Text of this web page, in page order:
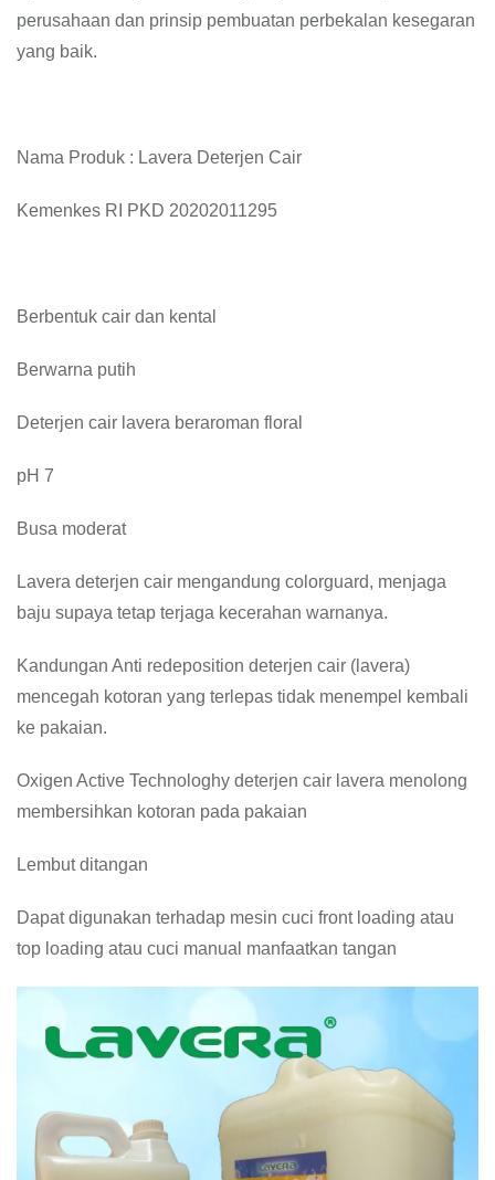
perusahaan dan prinsip pembuatan perbekalan kesegaran
yang baik.
Nama Produk : Lavera Deterjen Cair
Kemenkes RI PKD 20202011295
Berbentuk cair dan kental
Berwarna putih
Deterjen cair lavera beraroman floral
pH 7
Busa moderat
Lavera deterjen cair mengandung colorguard, menjaga
baju supaya tetap terjaga kecerahan warnanya.
Kandungan Anti redeposition deterjen cair (lavera)
mencegah kotoran yang terlepas tidak menempel kembali
ke pakaian.
Oxigen Active Technologhy deterjen cair lavera menolong
membersihkan kotoran pada pakaian
Lembut ditangan
Dapat digunakan terhadap mesin cuci front loading atau
top loading atau cuci manual manfaatkan tangan